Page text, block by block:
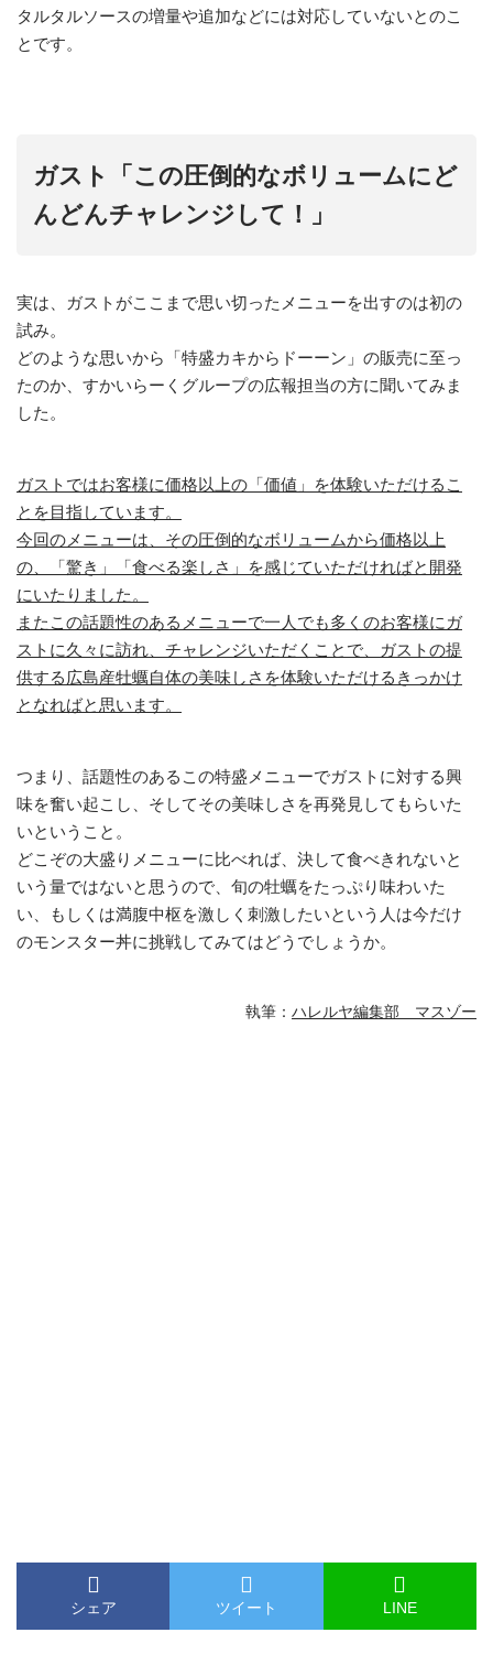
タルタルソースの増量や追加などには対応していないとのこ
とです。
ガスト「この圧倒的なボリュームにど
んどんチャレンジして！」
実は、ガストがここまで思い切ったメニューを出すのは初の
試み。
どのような思いから「特盛カキからドーーン」の販売に至っ
たのか、すかいらーくグループの広報担当の方に聞いてみま
した。
ガストではお客様に価格以上の「価値」を体験いただけるこ
とを目指しています。
今回のメニューは、その圧倒的なボリュームから価格以上
の、「驚き」「食べる楽しさ」を感じていただければと開発
にいたりました。
またこの話題性のあるメニューで一人でも多くのお客様にガ
ストに久々に訪れ、チャレンジいただくことで、ガストの提
供する広島産牡蠣自体の美味しさを体験いただけるきっかけ
となればと思います。
つまり、話題性のあるこの特盛メニューでガストに対する興
味を奮い起こし、そしてその美味しさを再発見してもらいた
いということ。
どこぞの大盛りメニューに比べれば、決して食べきれないと
いう量ではないと思うので、旬の牡蠣をたっぷり味わいた
い、もしくは満腹中枢を激しく刺激したいという人は今だけ
のモンスター丼に挑戦してみてはどうでしょうか。
執筆： ハレルヤ編集部 マスゾー
シェア ツイート LINE